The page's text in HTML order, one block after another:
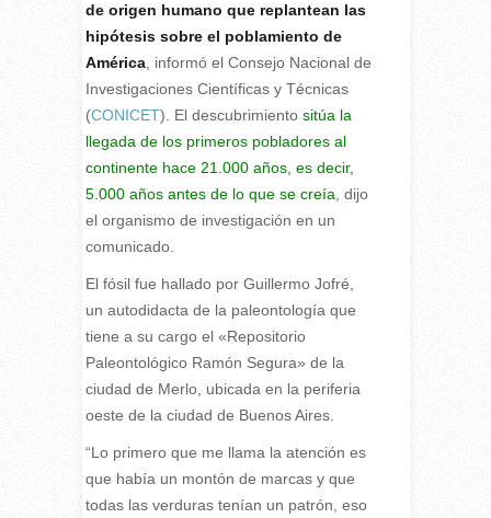
de origen humano que replantean las
hipótesis sobre el poblamiento de
América, informó el Consejo Nacional de
Investigaciones Científicas y Técnicas
(CONICET). El descubrimiento sitúa la
llegada de los primeros pobladores al
continente hace 21.000 años, es decir,
5.000 años antes de lo que se creía , dijo
el organismo de investigación en un
comunicado.
El fósil fue hallado por Guillermo Jofré,
un autodidacta de la paleontología que
tiene a su cargo el «Repositorio
Paleontológico Ramón Segura» de la
ciudad de Merlo, ubicada en la periferia
oeste de la ciudad de Buenos Aires.
“Lo primero que me llama la atención es
que había un montón de marcas y que
todas las verduras tenían un patrón, eso